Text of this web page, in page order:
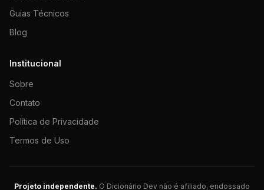
Guias Técnicos
Blog
Institucional
Sobre
Contato
Política de Privacidade
Termos de Uso
Projeto independente. O Dicionário Dev não é afiliado, endossado